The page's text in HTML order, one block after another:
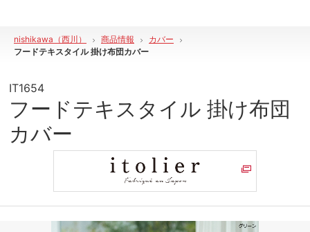
nishikawa（西川） 商品情報
カバー
フードテキスタイル 掛け布団カバー
IT1654
フードテキスタイル 掛け布団
カバー